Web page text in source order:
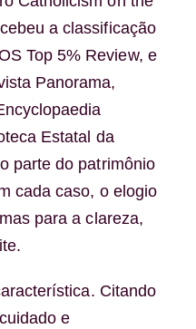
a classificação
Top 5% Review, e
Panorama,
Estatal da
parte do patrimônio
cada caso, o elogio
para a clareza,
Citando
e